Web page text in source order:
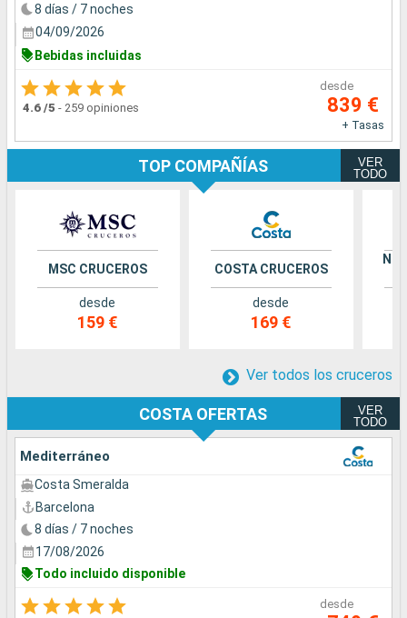
8 días / 7 noches
04/09/2026
Bebidas incluidas
4.6 /5 - 259 opiniones
desde
839 €
+ Tasas
TOP COMPAÑÍAS
VER
TODO
MSC CRUCEROS
desde
159 €
COSTA CRUCEROS
desde
169 €
Ver todos los cruceros
COSTA OFERTAS
VER
TODO
Mediterráneo
Costa Smeralda
Barcelona
8 días / 7 noches
17/08/2026
Todo incluido disponible
desde